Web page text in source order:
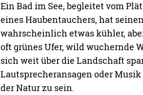
Ein Bad im See, begleitet vom
eines Haubentauchers, hat
wahrscheinlich etwas kühler,
oft grünes Ufer, wild wuchernde
sich weit über die Landschaft
Lautsprecheransagen oder
der Natur zu sein.